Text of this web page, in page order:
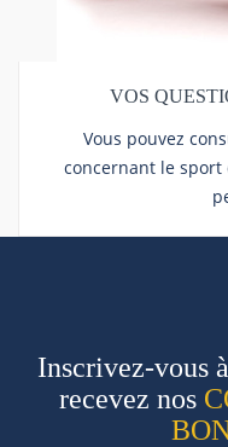
VOS
Vous pouvez
concernant le sport
Inscrivez-vous
recevez nos